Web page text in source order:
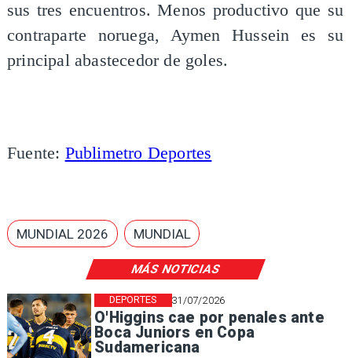
MÁS NOTICIAS
31/07/2026
O'Higgins cae por penales ante
Boca Juniors en Copa
Sudamericana
DEPORTES
sus tres encuentros. Menos productivo que su
contraparte noruega, Aymen Hussein es su
principal abastecedor de goles.
Fuente: Publimetro Deportes
MUNDIAL 2026 MUNDIAL